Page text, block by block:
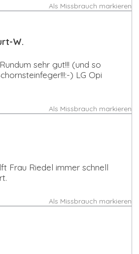
Als Missbrauch markieren
W.
sehr gut!!! (und so
) LG Opi
Als Missbrauch markieren
Frau Riedel immer schnell
Als Missbrauch markieren